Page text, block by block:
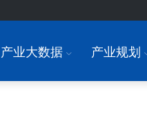
产业大数据 I 产业规划